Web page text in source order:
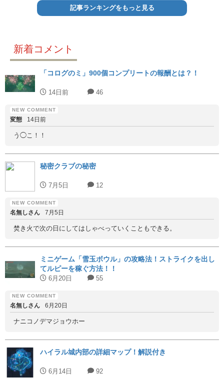
記事ランキングをもっと見る
新着コメント
「コログのミ」900個コンプリートの報酬とは？！
14日前 46
変態 14日前
う◯こ！！
秘密クラブの秘密
7月5日 12
名無しさん 7月5日
焚き火で次の日にしてはしゃべっていくこともできる。
ミニゲーム「雪玉ボウル」の攻略法！ストライクを出し
てルピーを稼ぐ方法！！
6月20日 55
名無しさん 6月20日
ナニコノデマジョウホー
ハイラル城内部の詳細マップ！解説付き
6月14日 92